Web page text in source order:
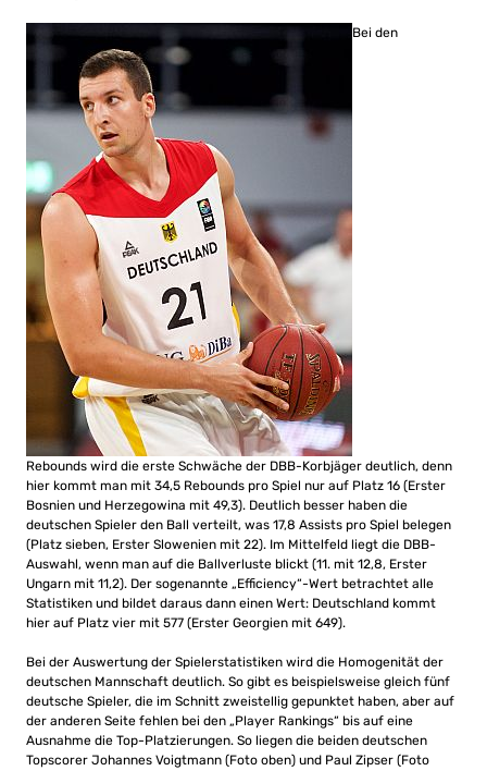
Bei den
Rebounds wird die erste Schwäche der DBB-Korbjäger deutlich, denn
hier kommt man mit 34,5 Rebounds pro Spiel nur auf Platz 16 (Erster
Bosnien und Herzegowina mit 49,3). Deutlich besser haben die
deutschen Spieler den Ball verteilt, was 17,8 Assists pro Spiel belegen
(Platz sieben, Erster Slowenien mit 22). Im Mittelfeld liegt die DBB-
Auswahl, wenn man auf die Ballverluste blickt (11. mit 12,8, Erster
Ungarn mit 11,2). Der sogenannte „Efficiency“-Wert betrachtet alle
Statistiken und bildet daraus dann einen Wert: Deutschland kommt
hier auf Platz vier mit 577 (Erster Georgien mit 649).
Bei der Auswertung der Spielerstatistiken wird die Homogenität der
deutschen Mannschaft deutlich. So gibt es beispielsweise gleich fünf
deutsche Spieler, die im Schnitt zweistellig gepunktet haben, aber auf
der anderen Seite fehlen bei den „Player Rankings“ bis auf eine
Ausnahme die Top-Platzierungen. So liegen die beiden deutschen
Topscorer Johannes Voigtmann (Foto oben) und Paul Zipser (Foto